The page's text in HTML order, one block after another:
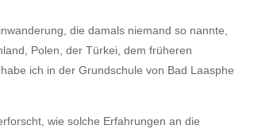
die damals niemand so nannte,
Polen, der Türkei, dem früheren
ich in der Grundschule von Bad Laasphe
wie solche Erfahrungen an die